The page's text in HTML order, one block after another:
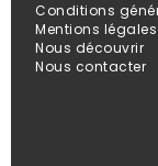
Conditions
Mentions légales
Nous découvrir
Nous contacter